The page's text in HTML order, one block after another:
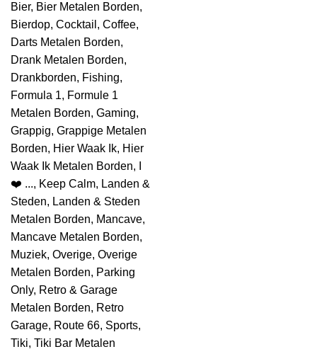
Bier, Bier Metalen Borden,
Bierdop, Cocktail , Coffee,
Darts Metalen Borden,
Drank Metalen Borden,
Drankborden, Fishing,
Formula 1, Formule 1
Metalen Borden, Gaming,
Grappig, Grappige Metalen
Borden, Hier Waak Ik, Hier
Waak Ik Metalen Borden,
❤️ ..., Keep Calm, Landen &
Steden, Landen & Steden
Metalen Borden, Mancave,
Mancave Metalen Borden,
Muziek, Overige, Overige
Metalen Borden, Parking
Only, Retro & Garage
Metalen Borden, Retro
Garage, Route 66, Sports,
Tiki, Tiki Bar Metalen